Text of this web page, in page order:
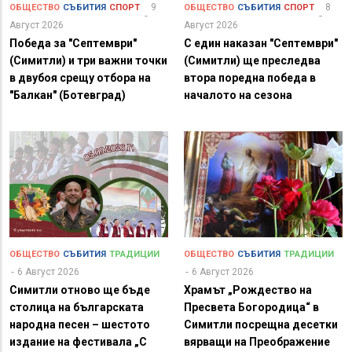
ОБЩЕСТВО СЪБИТИЯ СПОРТ
9
Август 2026
Победа за "Септември"
(Симитли) и три важни точки
в двубоя срещу отбора на
"Балкан" (Ботевград)
ОБЩЕСТВО СЪБИТИЯ СПОРТ
8
Август 2026
С един наказан "Септември"
(Симитли) ще преследва
втора поредна победа в
началото на сезона
ОБЩЕСТВО СЪБИТИЯ ТРАДИЦИИ
6 Август 2026
Симитли отново ще бъде
столица на българската
народна песен – шестото
издание на фестивала „С
ОБЩЕСТВО СЪБИТИЯ ТРАДИЦИИ
6 Август 2026
Храмът „Рождество на
Пресвета Богородица“ в
Симитли посрещна десетки
вярващи на Преображение